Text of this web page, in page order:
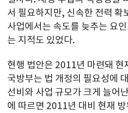
서 필요하지만, 신속한 전력 확
사업에서는 속도를 늦추는 요
는 지적도 있었다.
현행 법안은 2011년 마련돼 현
국방부는 법 개정의 필요성에
선비와 사업 규모가 크게 늘어
에 따르면 2011년 대비 현재